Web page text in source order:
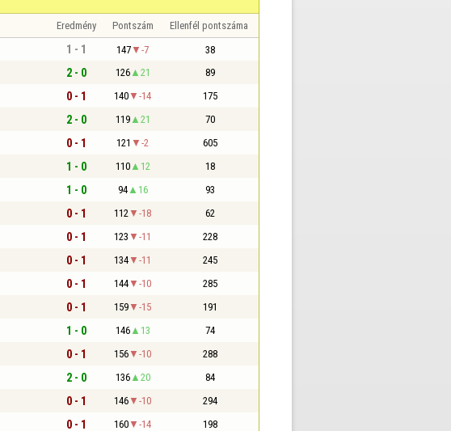
Eredmény Pontszám Ellenfél pontszáma
1 - 1 147 -7 38
2 - 0 126 21 89
0 - 1 140 -14 175
2 - 0 119 21 70
0 - 1 121 -2 605
1 - 0 110 12 18
1 - 0 94 16 93
0 - 1 112 -18 62
0 - 1 123 -11 228
0 - 1 134 -11 245
0 - 1 144 -10 285
0 - 1 159 -15 191
1 - 0 146 13 74
0 - 1 156 -10 288
2 - 0 136 20 84
0 - 1 146 -10 294
0 - 1 160 -14 198